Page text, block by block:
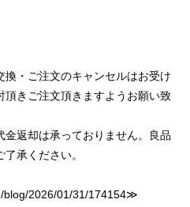
・ご注文のキャンセルはお受け
頂きご注文頂きますようお願い致
返却は承っておりません。良品
承ください。
blog/2026/01/31/174154≫